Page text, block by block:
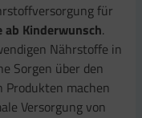
für
Kinderwunsch.
Nährstoffe in
Sorgen über den
Produkten machen
Versorgung von